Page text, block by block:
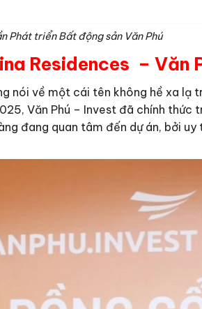
Phát triển Bất động sản Văn Phú
Residences – Văn
nói về một cái tên không hề xa lạ
Văn Phú – Invest đã chính
đang quan tâm đến dự án, bởi uy